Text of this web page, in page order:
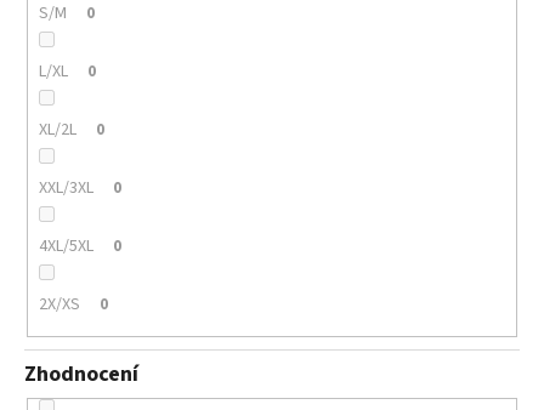
S/M 0
L/XL 0
XL/2L 0
XXL/3XL 0
4XL/5XL 0
2X/XS 0
Zhodnocení